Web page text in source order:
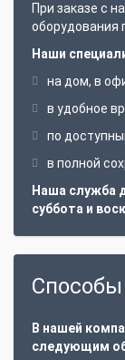
При заказе с
оборудования
Наши
на дом, в
в удобное
по
в полной
Наша служба
суббота и
В нашей
следующим